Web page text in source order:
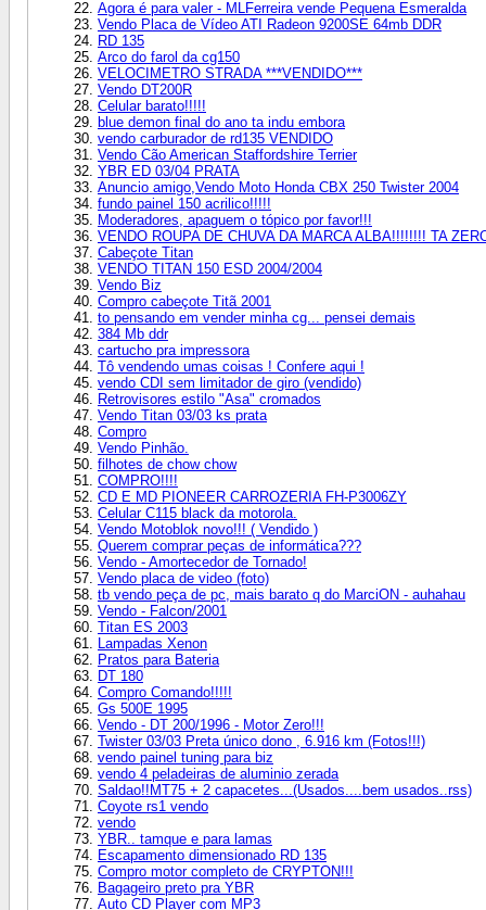
Agora é para valer - MLFerreira vende Pequena Esmeralda
Vendo Placa de Vídeo ATI Radeon 9200SE 64mb DDR
RD 135
Arco do farol da cg150
VELOCIMETRO STRADA ***VENDIDO***
Vendo DT200R
Celular barato!!!!!
blue demon final do ano ta indu embora
vendo carburador de rd135 VENDIDO
Vendo Cão American Staffordshire Terrier
YBR ED 03/04 PRATA
Anuncio amigo,Vendo Moto Honda CBX 250 Twister 2004
fundo painel 150 acrilico!!!!!
Moderadores, apaguem o tópico por favor!!!
VENDO ROUPA DE CHUVA DA MARCA ALBA!!!!!!!! TA
Cabeçote Titan
VENDO TITAN 150 ESD 2004/2004
Vendo Biz
Compro cabeçote Titã 2001
to pensando em vender minha cg... pensei demais
384 Mb ddr
cartucho pra impressora
Tô vendendo umas coisas ! Confere aqui !
vendo CDI sem limitador de giro (vendido)
Retrovisores estilo "Asa" cromados
Vendo Titan 03/03 ks prata
Compro
Vendo Pinhão.
filhotes de chow chow
COMPRO!!!!
CD E MD PIONEER CARROZERIA FH-P3006ZY
Celular C115 black da motorola.
Vendo Motoblok novo!!! ( Vendido )
Querem comprar peças de informática???
Vendo - Amortecedor de Tornado!
Vendo placa de video (foto)
tb vendo peça de pc, mais barato q do MarciON - auhahau
Vendo - Falcon/2001
Titan ES 2003
Lampadas Xenon
Pratos para Bateria
DT 180
Compro Comando!!!!!
Gs 500E 1995
Vendo - DT 200/1996 - Motor Zero!!!
Twister 03/03 Preta único dono , 6.916 km (Fotos!!!)
vendo painel tuning para biz
vendo 4 peladeiras de aluminio zerada
Saldao!!MT75 + 2 capacetes...(Usados....bem usados..rss)
Coyote rs1 vendo
vendo
YBR.. tamque e para lamas
Escapamento dimensionado RD 135
Compro motor completo de CRYPTON!!!
Bagageiro preto pra YBR
Auto CD Player com MP3